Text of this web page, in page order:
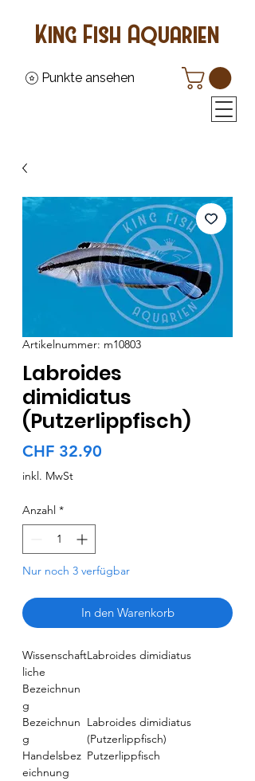
Punkte ansehen
King Fish Aquarien
Artikelnummer: m10803
Labroides
dimidiatus
(Putzerlippfisch)
CHF 32.90
inkl. MwSt
Anzahl *
Nur noch 3 verfügbar
In den Warenkorb
Wissenschaft
liche
Bezeichnun
g
Labroides dimidiatus
Bezeichnun
g
Labroides dimidiatus
(Putzerlippfisch)
Handelsbez
eichnung
Putzerlippfisch